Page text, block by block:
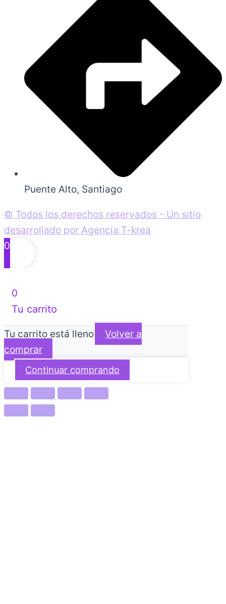
Puente Alto, Santiago
© Todos los derechos reservados - Un sitio
desarrollado por Agencia T-krea
0
0
Tu carrito
Tu carrito está lleno
Volver a
comprar
Continuar comprando